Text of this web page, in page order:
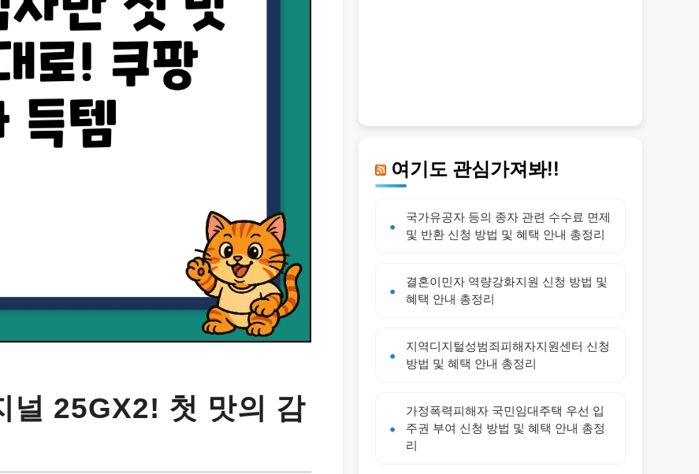
널 25GX2! 첫 맛의 감
여기도 관심가져봐!!
국가유공자 등의 종자 관련 수수료 면제
및 반환 신청 방법 및 혜택 안내 총정리
결혼이민자 역량강화지원 신청 방법 및
혜택 안내 총정리
지역디지털성범죄피해자지원센터 신청
방법 및 혜택 안내 총정리
가정폭력피해자 국민임대주택 우선 입
주권 부여 신청 방법 및 혜택 안내 총정
리